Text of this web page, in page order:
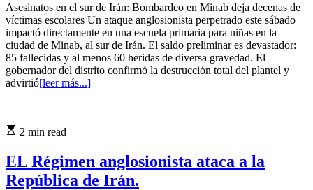
Asesinatos en el sur de Irán: Bombardeo en Minab deja decenas de
víctimas escolares Un ataque anglosionista perpetrado este sábado
impactó directamente en una escuela primaria para niñas en la
ciudad de Minab, al sur de Irán. El saldo preliminar es devastador:
85 fallecidas y al menos 60 heridas de diversa gravedad. El
gobernador del distrito confirmó la destrucción total del plantel y
advirtió[leer más...]
2 min read
EL Régimen anglosionista ataca a la
República de Irán.